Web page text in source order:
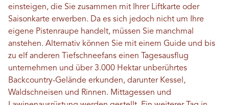
einsteigen, die Sie zusammen mit Ihrer Liftkarte oder
Saisonkarte erwerben. Da es sich jedoch nicht um Ihre
eigene Pistenraupe handelt, müssen Sie manchmal
anstehen. Alternativ können Sie mit einem Guide und bis
zu elf anderen Tiefschneefans einen Tagesausflug
unternehmen und über 3.000 Hektar unberührtes
Backcountry-Gelände erkunden, darunter Kessel,
Waldschneisen und Rinnen. Mittagessen und